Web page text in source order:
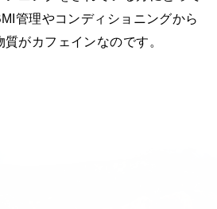
管理やコンディショニングから
がカフェインなのです。